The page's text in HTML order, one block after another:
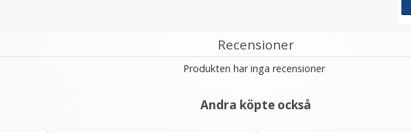
Recensioner
Produkten har inga recensioner
Andra köpte också